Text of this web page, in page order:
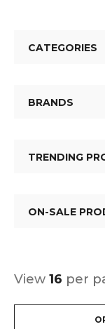
CATEGORIES
BRANDS
TRENDING
ON-SALE
View 16 per